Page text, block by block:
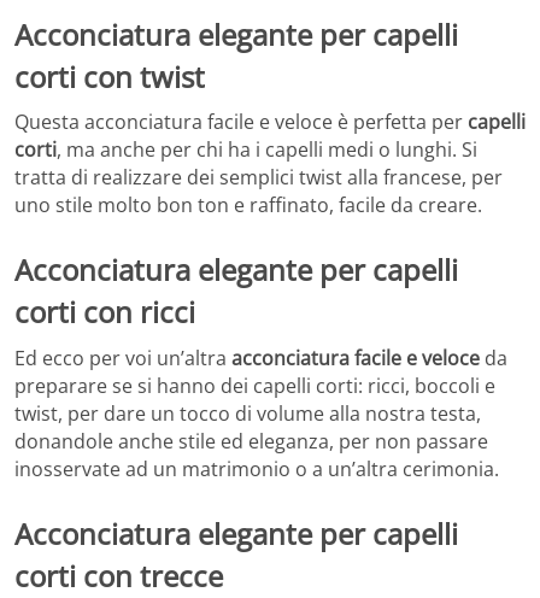
Acconciatura elegante per capelli
corti con twist
Questa acconciatura facile e veloce è perfetta per capelli
corti, ma anche per chi ha i capelli medi o lunghi. Si
tratta di realizzare dei semplici twist alla francese, per
uno stile molto bon ton e raffinato, facile da creare.
Acconciatura elegante per capelli
corti con ricci
Ed ecco per voi un’altra acconciatura facile e veloce da
preparare se si hanno dei capelli corti: ricci, boccoli e
twist, per dare un tocco di volume alla nostra testa,
donandole anche stile ed eleganza, per non passare
inosservate ad un matrimonio o a un’altra cerimonia.
Acconciatura elegante per capelli
corti con trecce